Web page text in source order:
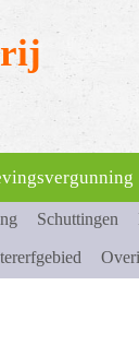
Schuttingen